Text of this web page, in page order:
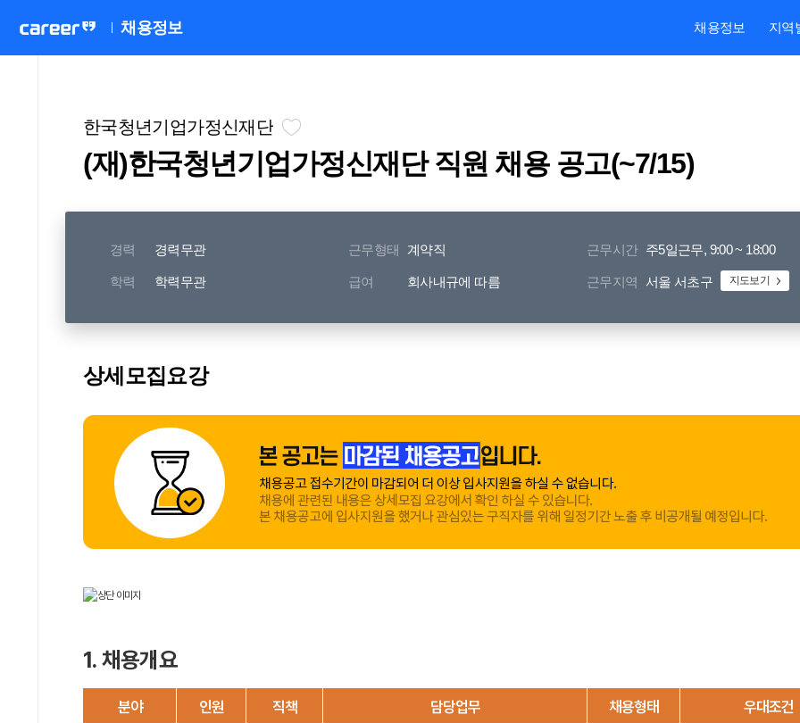
채용정보 채용정보 지역
한국청년기업가정신재단
(재)한국청년기업가정신재단 직원 채용 공고(~7/15)
경력 경력무관 근무형태 계약직 근무시간 주5일근무, 9:00 ~ 18:00
학력 학력무관 급여 회사내규에 따름 근무지역 서울 서초구 지도보기
상세모집요강
1. 채용개요
분야 인원 직책 담당업무 채용형태 우대조건